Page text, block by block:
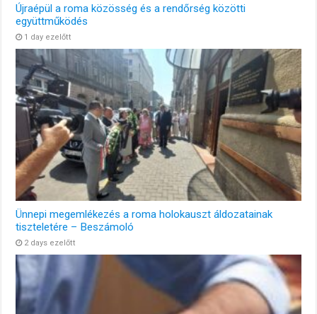
Újraépül a roma közösség és a rendőrség közötti
együttműködés
1 day ezelőtt
Ünnepi megemlékezés a roma holokauszt áldozatainak
tiszteletére – Beszámoló
2 days ezelőtt